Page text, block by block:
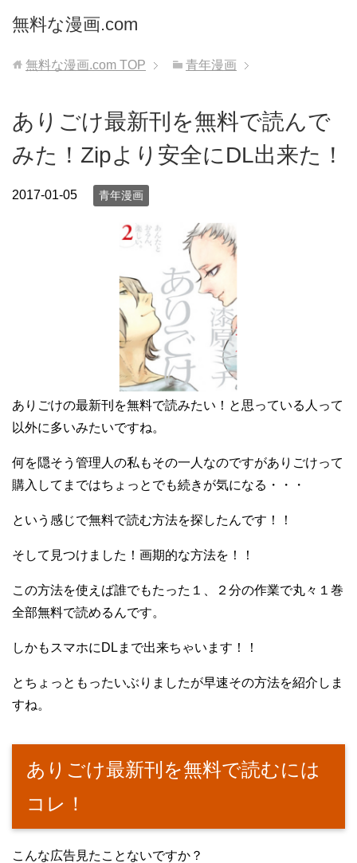
無料な漫画.com
無料な漫画.com TOP 青年漫画
ありごけ最新刊を無料で読んで
みた！Zipより安全にDL出来た！
2017-01-05 青年漫画
ありごけの最新刊を無料で読みたい！と思っている人って
以外に多いみたいですね。
何を隠そう管理人の私もその一人なのですがありごけって
購入してまではちょっとでも続きが気になる・・・
という感じで無料で読む方法を探したんです！！
そして見つけました！画期的な方法を！！
この方法を使えば誰でもたった１、２分の作業で丸々１巻
全部無料で読めるんです。
しかもスマホにDLまで出来ちゃいます！！
とちょっともったいぶりましたが早速その方法を紹介しま
すね。
ありごけ最新刊を無料で読むには
コレ！
こんな広告見たことないですか？